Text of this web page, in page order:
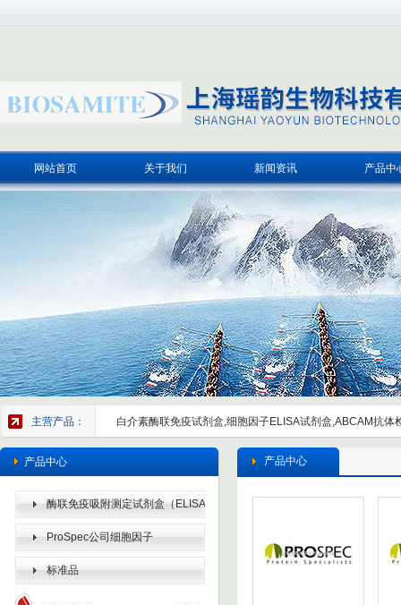
网站首页 关于我们 新闻资讯 产品中
主营产品： 白介素酶联免疫试剂盒,细胞因子ELISA试剂盒,ABCAM抗体
产品中心
酶联免疫吸附测定试剂盒（ELISA
KIT） ProSpec公司细胞因子
标准品
产品中心